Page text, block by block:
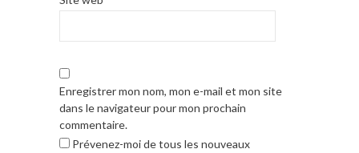
Enregistrer mon nom, mon e-mail et mon site
dans le navigateur pour mon prochain
commentaire.
Prévenez-moi de tous les nouveaux